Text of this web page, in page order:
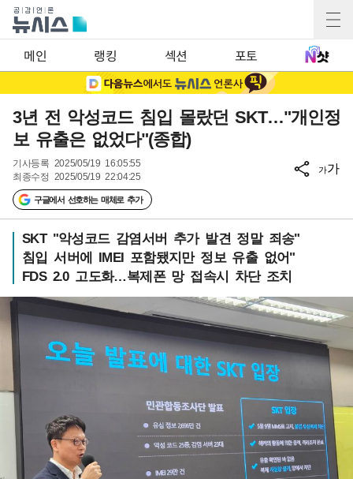
메인 랭킹 섹션 포토
3년 전 악성코드 침입 몰랐던 SKT…"개인정
보 유출은 없었다"(종합)
기사등록 2025/05/19 16:05:55
최종수정 2025/05/19 22:04:25
구글에서 선호하는 매체로 추가
가가
SKT "악성코드 감염서버 추가 발견 정말 죄송"
침입 서버에 IMEI 포함됐지만 정보 유출 없어"
FDS 2.0 고도화…복제폰 망 접속시 차단 조치